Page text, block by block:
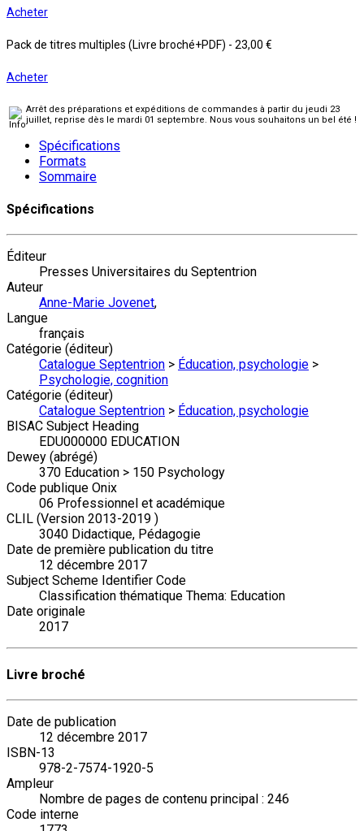
Acheter
Pack de titres multiples (Livre broché+PDF) - 23,00 €
Acheter
Arrêt des préparations et expéditions de commandes à partir du jeudi 23
juillet, reprise dès le mardi 01 septembre. Nous vous souhaitons un bel été !
Spécifications
Formats
Sommaire
Spécifications
Éditeur
Presses Universitaires du Septentrion
Auteur
Anne-Marie Jovenet,
Langue
français
Catégorie (éditeur)
Catalogue Septentrion > Éducation, psychologie >
Psychologie, cognition
Catégorie (éditeur)
Catalogue Septentrion > Éducation, psychologie
BISAC Subject Heading
EDU000000 EDUCATION
Dewey (abrégé)
370 Education > 150 Psychology
Code publique Onix
06 Professionnel et académique
CLIL (Version 2013-2019 )
3040 Didactique, Pédagogie
Date de première publication du titre
12 décembre 2017
Subject Scheme Identifier Code
Classification thématique Thema: Education
Date originale
2017
Livre broché
Date de publication
12 décembre 2017
ISBN-13
978-2-7574-1920-5
Ampleur
Nombre de pages de contenu principal : 246
Code interne